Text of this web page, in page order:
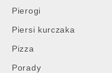
Pierogi
Piersi kurczaka
Pizza
Porady